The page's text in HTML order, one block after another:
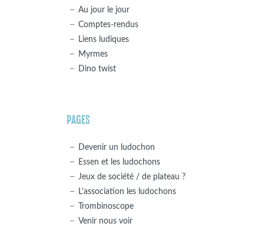
Au jour le jour
Comptes-rendus
Liens ludiques
Myrmes
Dino twist
PAGES
Devenir un ludochon
Essen et les ludochons
Jeux de société / de plateau ?
L'association les ludochons
Trombinoscope
Venir nous voir